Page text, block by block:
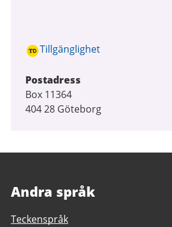
Tillgänglighet
Postadress
Box 11364
404 28 Göteborg
Andra språk
Teckenspråk